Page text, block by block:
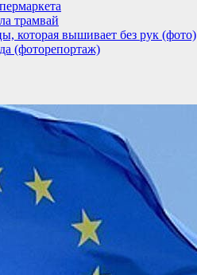
трамвай
которая вышивает без рук (фото)
(фоторепортаж)